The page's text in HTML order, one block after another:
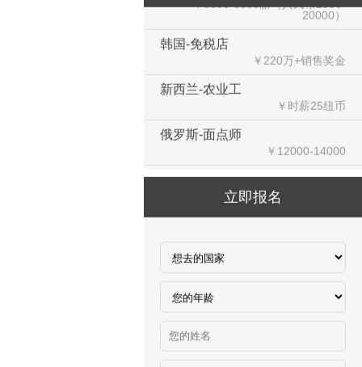
￥8000起-9000
俄罗斯-混凝土工
俄罗斯-瓷砖工
￥500元/天
俄罗斯-钢筋工
俄罗斯-食堂厨师
立即报名